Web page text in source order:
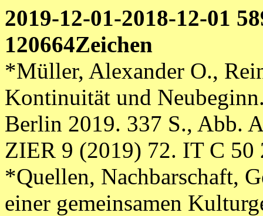
2019-12-01-2018-12-01
120664Zeichen
*Müller, Alexander O.,
Kontinuität und
Berlin 2019. 337 S., Abb.
ZIER 9 (2019) 72. IT C 50
*Quellen, Nachbarschaft,
einer gemeinsamen